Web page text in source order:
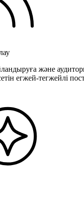
және
егжей-тегжейлі